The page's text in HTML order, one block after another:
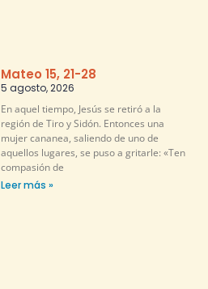
Mateo 15, 21-28
5 agosto, 2026
En aquel tiempo, Jesús se retiró a la
región de Tiro y Sidón. Entonces una
mujer cananea, saliendo de uno de
aquellos lugares, se puso a gritarle: «Ten
compasión de
Leer más »